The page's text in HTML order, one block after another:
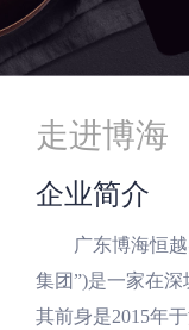
走进博海
企业简介
广东博海恒越
集团”)是一家在
其前身是2015年